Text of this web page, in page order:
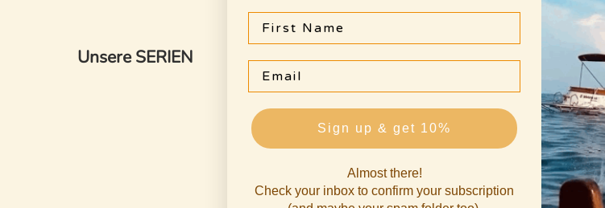
Unsere SERIEN
First Name
Email
Sign up & get 10%
Almost there!
Check your inbox to confirm your subscription